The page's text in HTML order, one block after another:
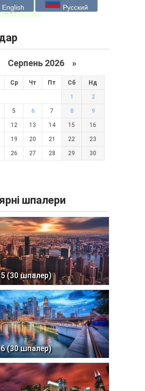
English Русский
Серпень 2026 »
Ср Чт Пт Сб Нд
1 2
5 6 7 8 9
12 13 14 15 16
19 20 21 22 23
26 27 28 29 30
шпалери
(30 шпалер)
(30 шпалер)